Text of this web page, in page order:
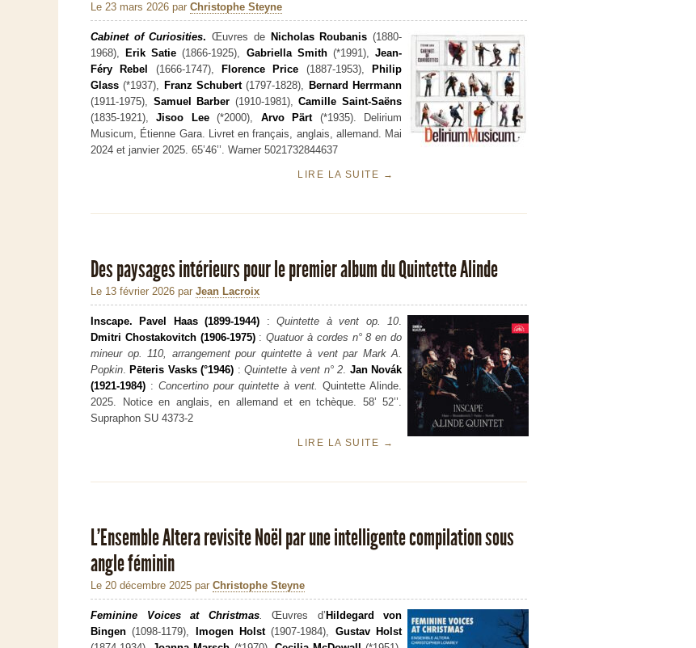
Le 23 mars 2026 par Christophe Steyne
Cabinet of Curiosities.Œuvres de Nicholas Roubanis (1880-
1968),
Erik Satie (1866-1925), Gabriella Smith(*1991),Jean-
Féry Rebel
(1666-1747), Florence Price (1887-1953),
Philip
Glass (*1937), Franz Schubert(1797-1828), Bernard Herrmann
(1911-1975), Samuel Barber (1910-1981),Camille Saint-Saëns
(1835-1921),Jisoo Lee(*2000), Arvo Pärt(*1935). Delirium
Musicum, Étienne Gara. Livret en français, anglais, allemand. Mai
2024 et janvier 2025. 65’46’’. Warner 5021732844637
LIRE LA SUITE →
Des paysages intérieurs pour le premier album du Quintette Alinde
Le 13 février 2026 par Jean Lacroix
Inscape. Pavel Haas (1899-1944) :Quintette à vent op. 10.
Dmitri Chostakovitch (1906-1975) :Quatuor à cordes n° 8 en do
mineur op. 110, arrangement pour quintette à vent par Mark A.
Popkin. Pēteris Vasks (°1946) :Quintette à vent n° 2. Jan Novák
(1921-1984) : Concertino pour quintette à vent. Quintette Alinde.
2025. Notice en anglais, en allemand et en tchèque. 58’ 52’’.
Supraphon SU 4373-2
LIRE LA SUITE →
L’Ensemble Altera revisite Noël par une intelligente compilation sous
angle féminin
Le 20 décembre 2025 par Christophe Steyne
Feminine Voices at Christmas. Œuvres d’ Hildegard von
Bingen (1098-1179), Imogen Holst(1907-1984), Gustav Holst